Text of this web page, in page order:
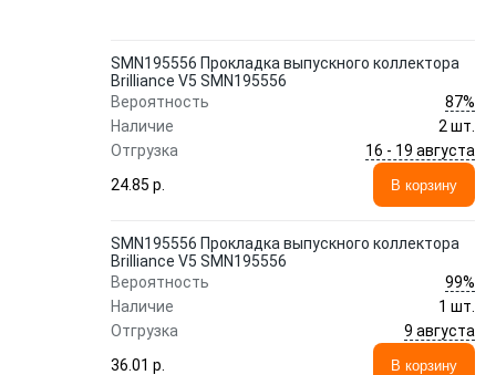
SMN195556 Прокладка выпускного коллектора
Brilliance V5 SMN195556
Вероятность
87%
Наличие
2 шт.
Отгрузка
16 - 19 августа
24.85 p.
В корзину
SMN195556 Прокладка выпускного коллектора
Brilliance V5 SMN195556
Вероятность
99%
Наличие
1 шт.
Отгрузка
9 августа
36.01 p.
В корзину